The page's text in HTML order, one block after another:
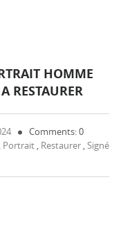
HOMME
RESTAURER
Comments: 0
, Portrait , Restaurer ,Signé